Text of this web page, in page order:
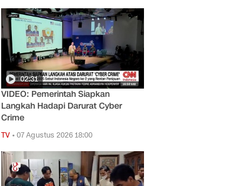
02:31
VIDEO: Pemerintah Siapkan
Langkah Hadapi Darurat Cyber
Crime
TV•07 Agustus 2026 18:00